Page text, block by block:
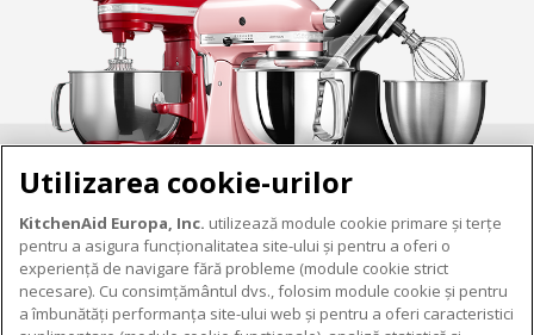
DESPRE KITCHENAID
Utilizarea cookie-urilor
KitchenAid Europa, Inc. utilizează module cookie primare și terțe
pentru a asigura funcționalitatea site-ului și pentru a oferi o
experiență de navigare fără probleme (module cookie strict
necesare). Cu consimțământul dvs., folosim module cookie și pentru
a îmbunătăți performanța site-ului web și pentru a oferi caracteristici